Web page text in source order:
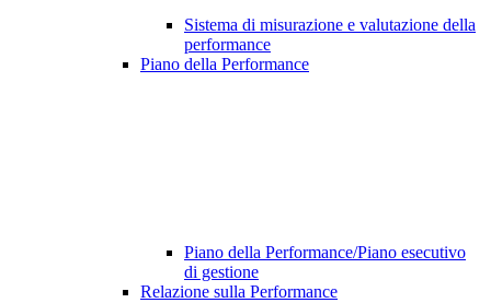
Sistema di misurazione e valutazione della
performance
Piano della Performance
Piano della Performance/Piano esecutivo
di gestione
Relazione sulla Performance